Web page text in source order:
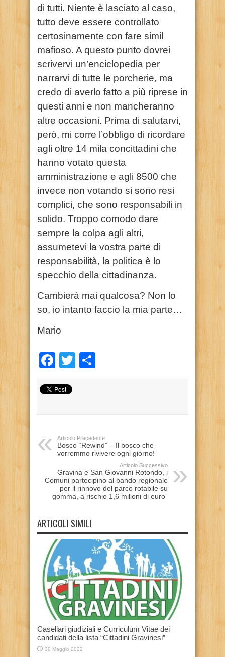
di tutti. Niente è lasciato al caso,
tutto deve essere controllato
certosinamente con fare simil
mafioso. A questo punto dovrei
scrivervi un’enciclopedia per
narrarvi di tutte le porcherie, ma
credo di averlo fatto a più riprese in
questi anni e non mancheranno
altre occasioni. Prima di salutarvi,
però, mi corre l’obbligo di ricordare
agli oltre 14 mila concittadini che
hanno votato questa
amministrazione e agli 8500 che
invece non votando si sono resi
complici, che sono responsabili in
solido. Troppo comodo dare
sempre la colpa agli altri,
assumetevi la vostra parte di
responsabilità, la politica è lo
specchio della cittadinanza.
Cambierà mai qualcosa? Non lo
so, io intanto faccio la mia parte…
Mario
Facebook
Twitter
Articolo Precedente
Bosco “Rewind” – Il bosco che
vorremmo rivivere ogni giorno!
Articolo Successivo
Gravina e San Giovanni Rotondo, i
Comuni partecipino al bando regionale
per il rinnovo del parco rotabile su
gomma, a rischio 1,6 milioni di euro”
ARTICOLI SIMILI
Casellari giudiziali e Curriculum Vitae dei
candidati della lista “Cittadini Gravinesi”
30 Maggio 2022